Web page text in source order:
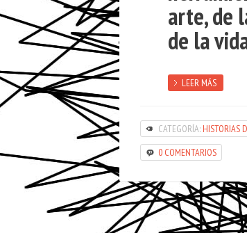
arte, de
de la
LEER MÁS
CATEGORÍA: HISTORIAS
0 COMENTARIOS